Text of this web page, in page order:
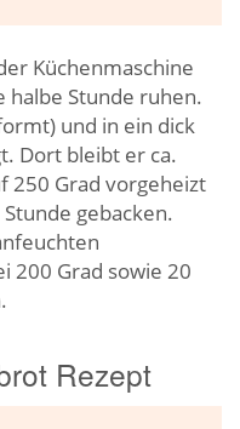
Küchenmaschine
Stunde ruhen.
und in ein dick
Dort bleibt er ca.
250 Grad vorgeheizt
gebacken.
200 Grad sowie 20
Rezept